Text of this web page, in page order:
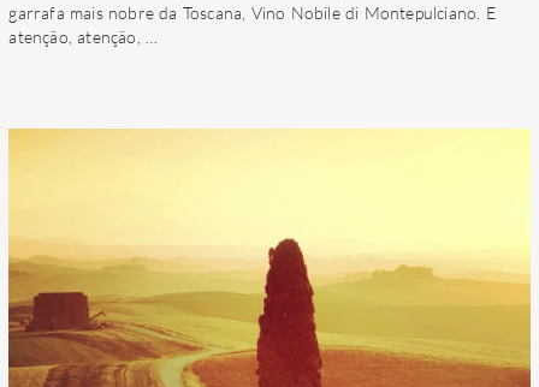
garrafa mais nobre da Toscana, Vino Nobile di Montepulciano. E
atenção, atenção,